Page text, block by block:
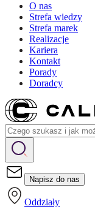
O nas
Strefa wiedzy
Strefa marek
Realizacje
Kariera
Kontakt
Porady
Doradcy
Napisz do nas
Oddziały